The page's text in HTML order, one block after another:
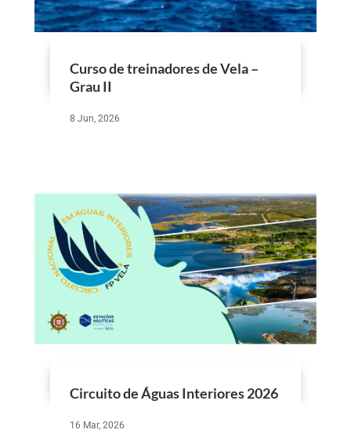
Curso de treinadores de Vela –
Grau II
8 Jun, 2026
Circuito de Águas Interiores 2026
16 Mar, 2026